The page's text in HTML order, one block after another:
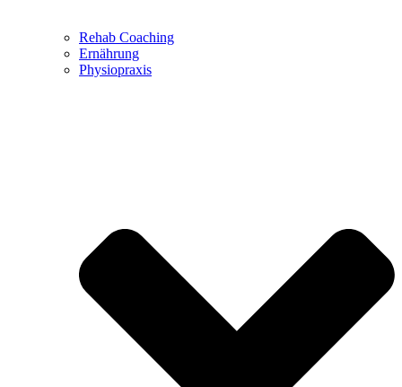
Rehab Coaching
Ernährung
Physiopraxis